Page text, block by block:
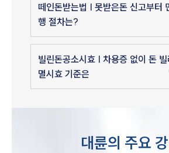
떼인돈받는법 | 못받은돈 신고부터
행 절차는?
빌린돈공소시효 | 차용증 없이 돈
멸시효 기준은
대륜의 주요